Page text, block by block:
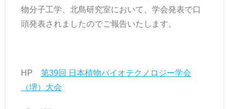
物分子工学、北島研究室において、学会発表で口
頭発表されましたのでご報告いたします。
HP 第39回 日本植物バイオテクノロジー学会
（堺）大会